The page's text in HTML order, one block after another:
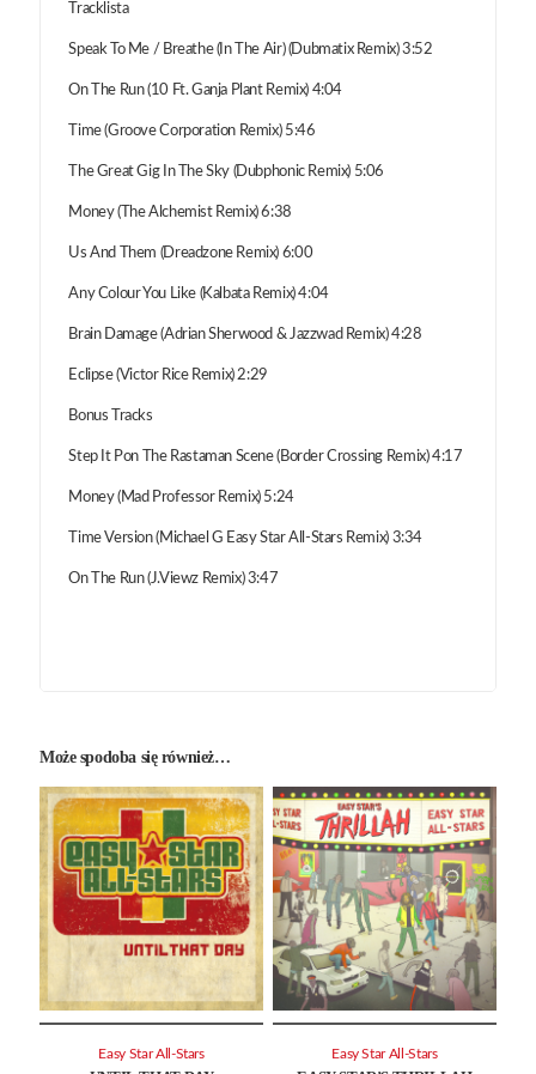
Tracklista
Speak To Me / Breathe (In The Air) (Dubmatix Remix) 3:52
On The Run (10 Ft. Ganja Plant Remix) 4:04
Time (Groove Corporation Remix) 5:46
The Great Gig In The Sky (Dubphonic Remix) 5:06
Money (The Alchemist Remix) 6:38
Us And Them (Dreadzone Remix) 6:00
Any Colour You Like (Kalbata Remix) 4:04
Brain Damage (Adrian Sherwood & Jazzwad Remix) 4:28
Eclipse (Victor Rice Remix) 2:29
Bonus Tracks
Step It Pon The Rastaman Scene (Border Crossing Remix) 4:17
Money (Mad Professor Remix) 5:24
Time Version (Michael G Easy Star All-Stars Remix) 3:34
On The Run (J.Viewz Remix) 3:47
Może spodoba się również…
Easy Star All-Stars Easy Star All-Stars